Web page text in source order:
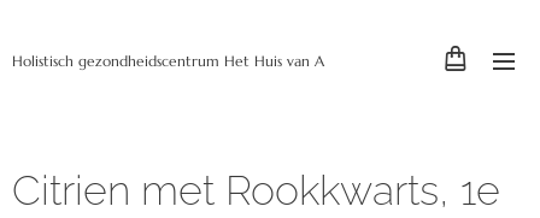
Holistisch gezondheidscentrum Het Huis van A
Citrien met Rookkwarts, 1e